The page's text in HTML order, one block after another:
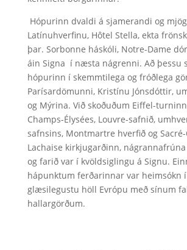
Hópurinn dvaldi á sjamerandi og
Latínuhverfinu, Hôtel Stella, ekta
þar. Sorbonne háskóli, Notre-Dame
áin Signa í næsta nágrenni. Að þessu
hópurinn í skemmtilega og fróðlega
Parísardömunni, Kristínu Jónsdóttir,
og Mýrina. Við skoðuðum Eiffel-
Champs-Élysées, Louvre-safnið,
safnsins, Montmartre hverfið og
Lachaise kirkjugarðinn,
og farið var í kvöldsiglingu á Signu.
hápunktum ferðarinnar var heimsókn í
glæsilegustu höll Evrópu með sínum
hallargörðum.